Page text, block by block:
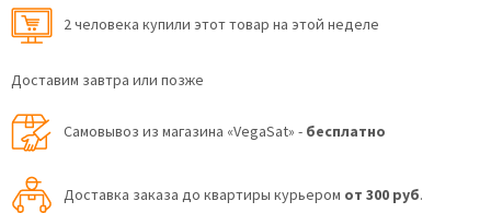
2 человекa купили этот товар на этой неделе
Доставим завтра или позже
Самовывоз из магазина «VegaSat» - бесплатно
Доставка заказа до квартиры курьером от 300 руб.